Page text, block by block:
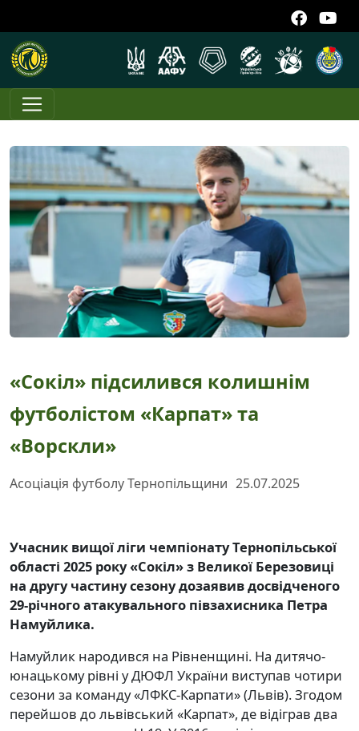
«Сокіл» підсилився колишнім
футболістом «Карпат» та
«Ворскли»
Асоціація футболу Тернопільщини 25.07.2025
Учасник вищої ліги чемпіонату Тернопільської
області 2025 року «Сокіл» з Великої Березовиці
на другу частину сезону дозаявив досвідченого
29-річного атакувального півзахисника Петра
Намуйлика.
Намуйлик народився на Рівненщині. На дитячо-
юнацькому рівні у ДЮФЛ України виступав чотири
сезони за команду «ЛФКС-Карпати» (Львів). Згодом
перейшов до львівський «Карпат», де відіграв два